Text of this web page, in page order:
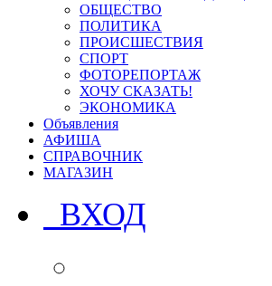
ОБЩЕСТВО
ПОЛИТИКА
ПРОИСШЕСТВИЯ
СПОРТ
ФОТОРЕПОРТАЖ
ХОЧУ СКАЗАТЬ!
ЭКОНОМИКА
Объявления
АФИША
СПРАВОЧНИК
МАГАЗИН
ВХОД